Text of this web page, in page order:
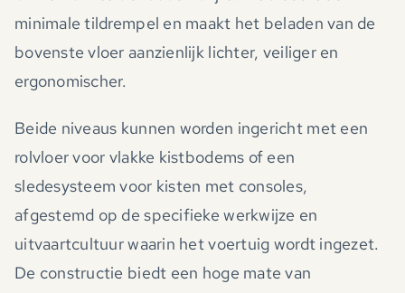
minimale tildrempel en maakt het beladen van de
bovenste vloer aanzienlijk lichter, veiliger en
ergonomischer.
Beide niveaus kunnen worden ingericht met een
rolvloer voor vlakke kistbodems of een
sledesysteem voor kisten met consoles,
afgestemd op de specifieke werkwijze en
uitvaartcultuur waarin het voertuig wordt ingezet.
De constructie biedt een hoge mate van